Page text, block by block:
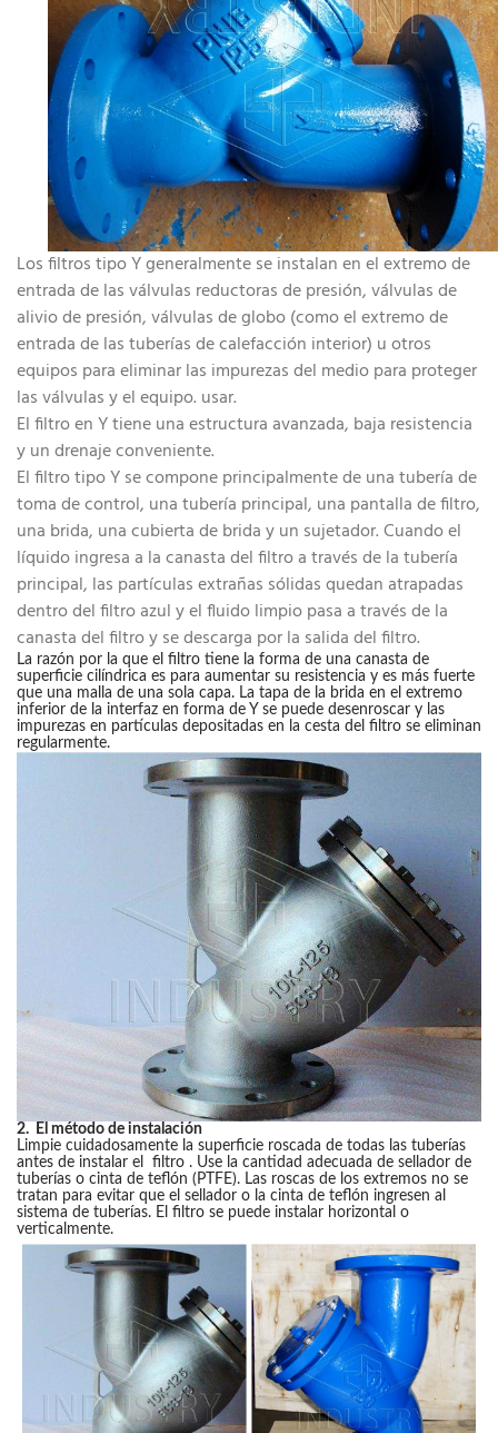
Los filtros tipo Y generalmente se instalan en el extremo de
entrada de las válvulas reductoras de presión, válvulas de
alivio de presión, válvulas de globo (como el extremo de
entrada de las tuberías de calefacción interior) u otros
equipos para eliminar las impurezas del medio para proteger
las válvulas y el equipo. usar.
El filtro en Y tiene una estructura avanzada, baja resistencia
y un drenaje conveniente.
El filtro tipo Y se compone principalmente de una tubería de
toma de control, una tubería principal, una pantalla de filtro,
una brida, una cubierta de brida y un sujetador. Cuando el
líquido ingresa a la canasta del filtro a través de la tubería
principal, las partículas extrañas sólidas quedan atrapadas
dentro del filtro azul y el fluido limpio pasa a través de la
canasta del filtro y se descarga por la salida del filtro.
La razón por la que el filtro tiene la forma de una canasta de
superficie cilíndrica es para aumentar su resistencia y es más fuerte
que una malla de una sola capa. La tapa de la brida en el extremo
inferior de la interfaz en forma de Y se puede desenroscar y las
impurezas en partículas depositadas en la cesta del filtro se eliminan
regularmente.
2. El método de instalación
Limpie cuidadosamente la superficie roscada de todas las tuberías
antes de instalar el filtro . Use la cantidad adecuada de sellador de
tuberías o cinta de teflón (PTFE). Las roscas de los extremos no se
tratan para evitar que el sellador o la cinta de teflón ingresen al
sistema de tuberías. El filtro se puede instalar horizontal o
verticalmente.